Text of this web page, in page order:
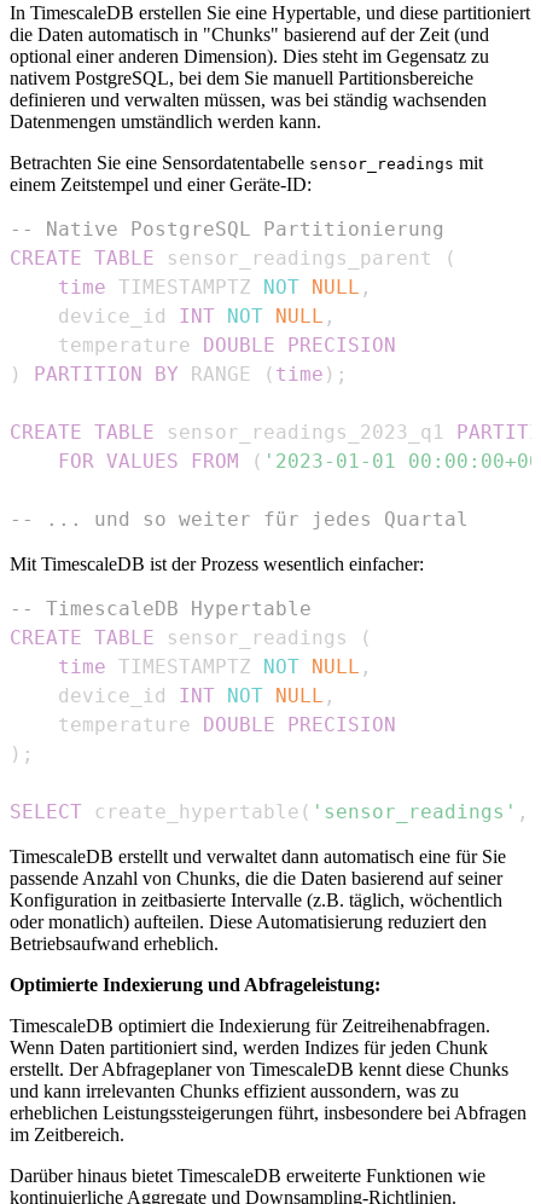
In TimescaleDB erstellen Sie eine Hypertable, und diese partitioniert
die Daten automatisch in "Chunks" basierend auf der Zeit (und
optional einer anderen Dimension). Dies steht im Gegensatz zu
nativem PostgreSQL, bei dem Sie manuell Partitionsbereiche
definieren und verwalten müssen, was bei ständig wachsenden
Datenmengen umständlich werden kann.
Betrachten Sie eine Sensordatentabelle sensor_readings mit
einem Zeitstempel und einer Geräte-ID:
-- Native PostgreSQL Partitionierung
CREATE TABLE sensor_readings_parent
(
time TIMESTAMPTZ NOT NULL ,
    device_id
INT NOT NULL ,
    temperature
DOUBLE
PRECISION
)
PARTITION BY RANGE ( time ) ;
CREATE TABLE sensor_readings_2023_q1
FOR VALUES FROM ( '2023-01-01
-- ... und so weiter für jedes Quartal
Mit TimescaleDB ist der Prozess wesentlich einfacher:
-- TimescaleDB Hypertable
CREATE TABLE sensor_readings
(
time TIMESTAMPTZ NOT NULL ,
    device_id
INT NOT NULL ,
    temperature
DOUBLE
PRECISION
) ;
SELECT create_hypertable ( 'sensor_readings' ,
TimescaleDB erstellt und verwaltet dann automatisch eine für Sie
passende Anzahl von Chunks, die die Daten basierend auf seiner
Konfiguration in zeitbasierte Intervalle (z.B. täglich, wöchentlich
oder monatlich) aufteilen. Diese Automatisierung reduziert den
Betriebsaufwand erheblich.
Optimierte Indexierung und Abfrageleistung:
TimescaleDB optimiert die Indexierung für Zeitreihenabfragen.
Wenn Daten partitioniert sind, werden Indizes für jeden Chunk
erstellt. Der Abfrageplaner von TimescaleDB kennt diese Chunks
und kann irrelevanten Chunks effizient aussondern, was zu
erheblichen Leistungssteigerungen führt, insbesondere bei Abfragen
im Zeitbereich.
Darüber hinaus bietet TimescaleDB erweiterte Funktionen wie
kontinuierliche Aggregate und Downsampling-Richtlinien.